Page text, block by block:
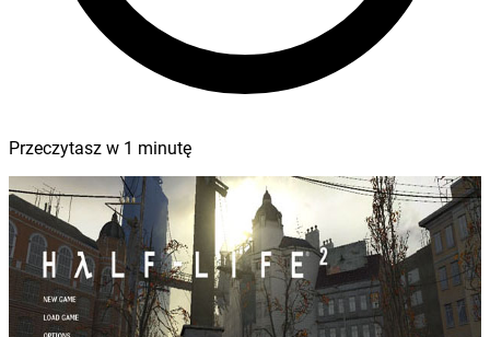
Przeczytasz w 1 minutę